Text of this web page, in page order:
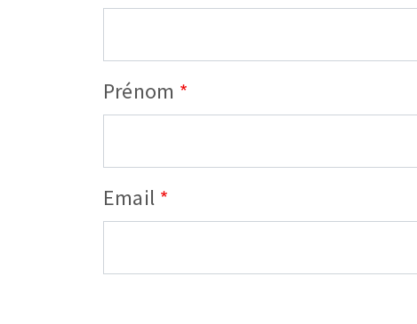
Forets métaux
Prénom
Email